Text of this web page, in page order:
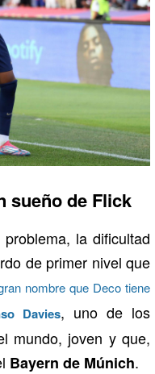
sueño de Flick
la dificultad
de primer nivel que
nombre que Deco tiene
Davies, uno de los
mundo, joven y que,
Bayern de Múnich.